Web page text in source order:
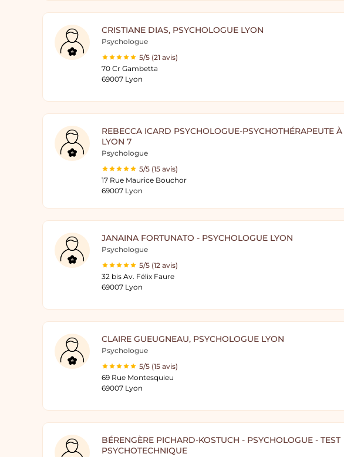
CRISTIANE DIAS, PSYCHOLOGUE LYON
Psychologue
5/5 (21 avis)
70 Cr Gambetta
69007 Lyon
REBECCA ICARD PSYCHOLOGUE-PSYCHOTHÉRAPEUTE À
LYON 7
Psychologue
5/5 (15 avis)
17 Rue Maurice Bouchor
69007 Lyon
JANAINA FORTUNATO - PSYCHOLOGUE LYON
Psychologue
5/5 (12 avis)
32 bis Av. Félix Faure
69007 Lyon
CLAIRE GUEUGNEAU, PSYCHOLOGUE LYON
Psychologue
5/5 (15 avis)
69 Rue Montesquieu
69007 Lyon
BÉRENGÈRE PICHARD-KOSTUCH - PSYCHOLOGUE - TEST
PSYCHOTECHNIQUE